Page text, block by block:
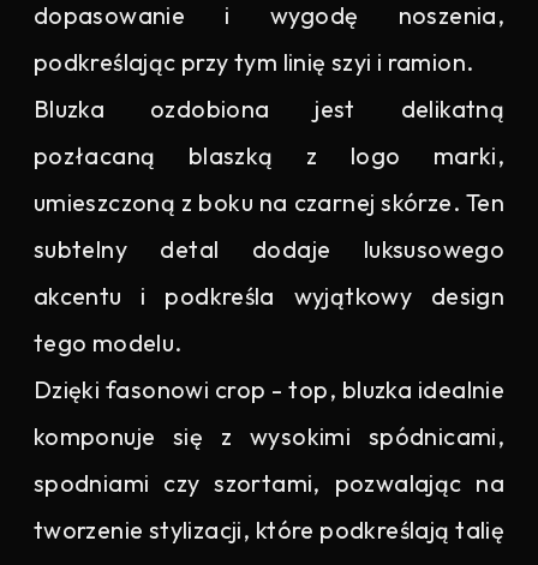
dopasowanie i wygodę noszenia,
podkreślając przy tym linię szyi i ramion.
Bluzka ozdobiona jest delikatną
pozłacaną blaszką z logo marki,
umieszczoną z boku na czarnej skórze. Ten
subtelny detal dodaje luksusowego
akcentu i podkreśla wyjątkowy design
tego modelu.
Dzięki fasonowi crop - top, bluzka idealnie
komponuje się z wysokimi spódnicami,
spodniami czy szortami, pozwalając na
tworzenie stylizacji, które podkreślają talię